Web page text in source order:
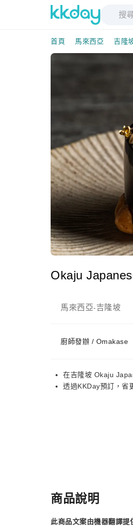
首頁 馬來西亞 吉隆
Okaju
馬來西亞-吉隆坡
廚師發辦 / Omakase
在吉隆坡 Okaju
透過KKDay預訂，省
商品說明
此商品文案由機器翻譯提